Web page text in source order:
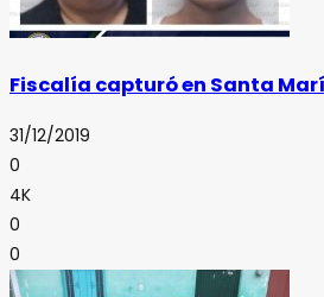
Fiscalía capturó en Santa
31/12/2019
0
4K
0
0